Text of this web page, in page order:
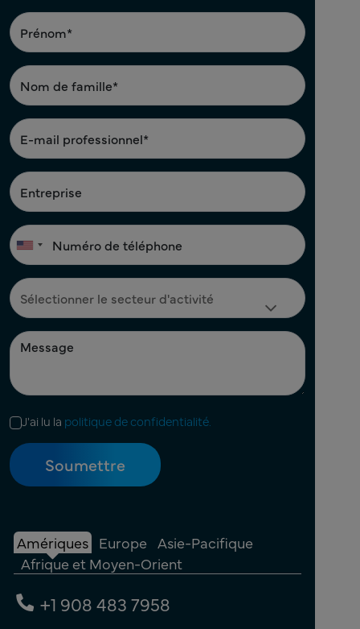
J'ai lu la politique de confidentialité.
Amériques Europe Asie-Pacifique
Afrique et Moyen-Orient
+1 908 483 7958